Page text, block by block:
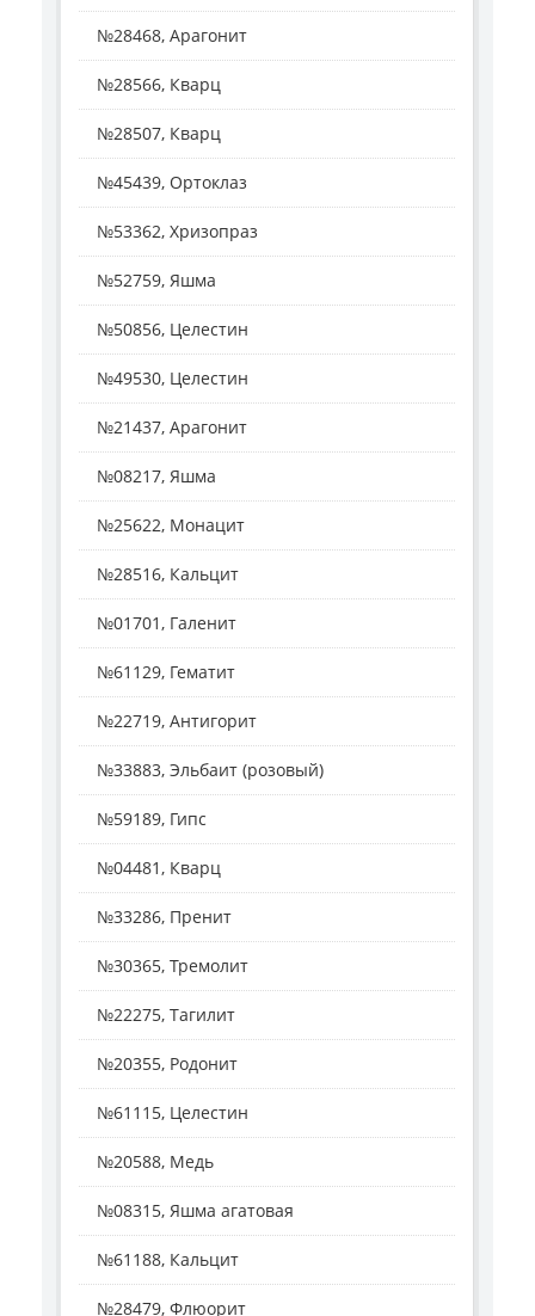
№28468, Арагонит
№28566, Кварц
№28507, Кварц
№45439, Ортоклаз
№53362, Хризопраз
№52759, Яшма
№50856, Целестин
№49530, Целестин
№21437, Арагонит
№08217, Яшма
№25622, Монацит
№28516, Кальцит
№01701, Галенит
№61129, Гематит
№22719, Антигорит
№33883, Эльбаит (розовый)
№59189, Гипс
№04481, Кварц
№33286, Пренит
№30365, Тремолит
№22275, Тагилит
№20355, Родонит
№61115, Целестин
№20588, Медь
№08315, Яшма агатовая
№61188, Кальцит
№28479, Флюорит